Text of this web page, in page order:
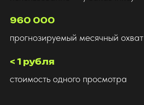
960 000
прогнозируемый месячный охват
< 1 рубля
стоимость одного просмотра